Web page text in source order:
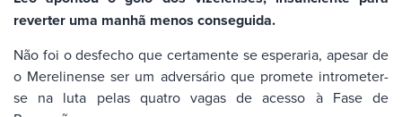
reverter uma manhã menos conseguida.
Não foi o desfecho que certamente se esperaria, apesar de
o Merelinense ser um adversário que promete intrometer-
se na luta pelas quatro vagas de acesso à Fase de